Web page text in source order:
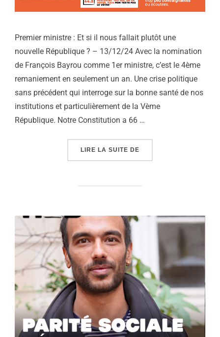
Premier ministre : Et si il nous fallait plutôt une
nouvelle République ? – 13/12/24 Avec la nomination
de François Bayrou comme 1er ministre, c’est le 4ème
remaniement en seulement un an. Une crise politique
sans précédent qui interroge sur la bonne santé de nos
institutions et particulièrement de la Vème
République. Notre Constitution a 66 …
LIRE LA SUITE DE